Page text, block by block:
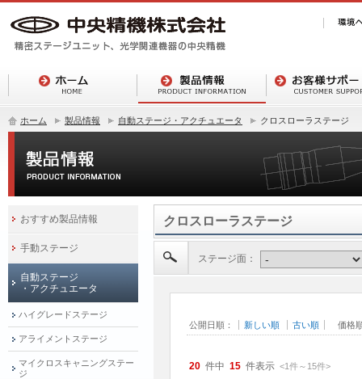
ホーム 製品情報 自動ステージ・アクチュエータ クロスローラステージ
クロスローラステージ
ステージ面：
公開日順： 新しい順 古い順 価格
20 件中 15 件表示 <1件～ 15件>
おすすめ製品情報
手動ステージ
自動ステージ
・アクチュエータ
ハイグレードステージ
アライメントステージ
マイクロスキャニングステー
ジ